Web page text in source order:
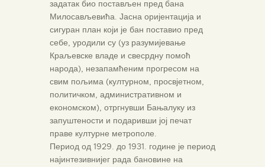
задатак био постављен пред бана
Милосављевића. Јасна оријентација и
сигуран план који је бан поставио пред
себе, уродили су (уз разумијевање
Краљевске владе и свесрдну помоћ
народа), незапамћеним прогресом на
свим пољима (културном, просвјетном,
политичком, административном и
економском), отргнувши Бањалуку из
запуштености и подаривши јој печат
праве културне метрополе.
Период од 1929. до 1931. године је период
најинтезивнијег рада бановине на